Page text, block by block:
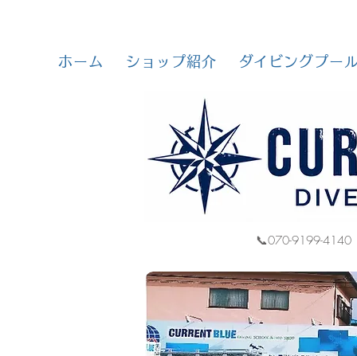
ホーム ショップ紹介 ダイビングプー
📞070-9199-4140